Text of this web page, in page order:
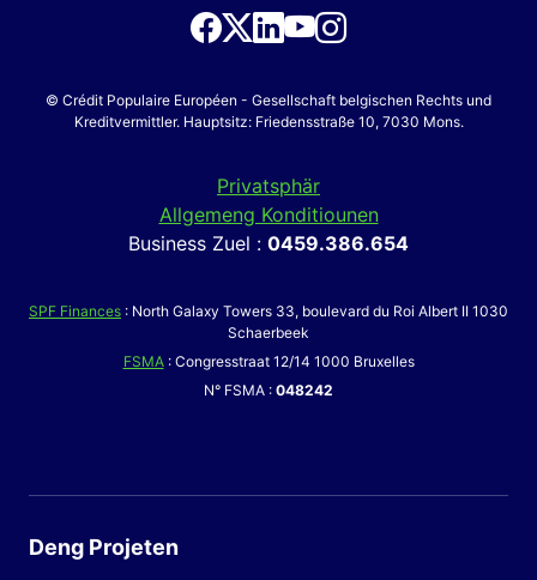
© Crédit Populaire Européen - Gesellschaft belgischen Rechts und
Kreditvermittler. Hauptsitz: Friedensstraße 10, 7030 Mons.
Privatsphär
Allgemeng Konditiounen
Business Zuel : 0459.386.654
SPF Finances : North Galaxy Towers 33, boulevard du Roi Albert II 1030
Schaerbeek
FSMA: Congresstraat 12/14 1000 Bruxelles
N° FSMA : 048242
Deng Projeten